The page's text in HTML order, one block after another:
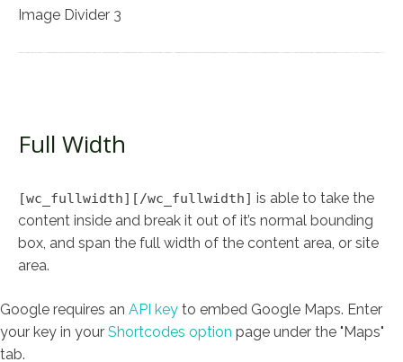
Image Divider 3
Full Width
[wc_fullwidth][/wc_fullwidth] is able to take the
content inside and break it out of it’s normal bounding
box, and span the full width of the content area, or site
area.
Google requires an API key to embed Google Maps. Enter
your key in your Shortcodes option page under the "Maps"
tab.